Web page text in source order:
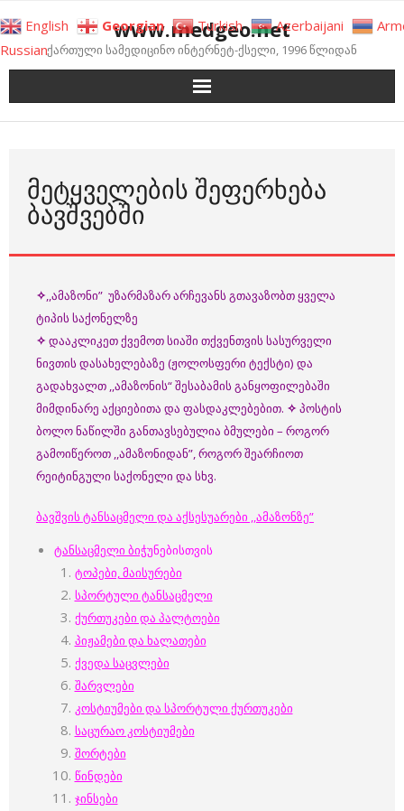
to
content
www.medgeo.net
ქართული სამედიცინო ინტერნეტ-ქსელი, 1996 წლიდან
ᲛᲔᲢᲧᲕᲔᲚᲔᲑᲘᲡ ᲨᲔᲤᲔᲠᲮᲔᲑᲐ
ᲑᲐᲕᲨᲕᲔᲑᲨᲘ
✧,,ამაზონი” უზარმაზარ არჩევანს გთავაზობთ ყველა
ტიპის საქონელზე
✧ დააკლიკეთ ქვემოთ სიაში თქვენთვის სასურველი
ნივთის დასახელებაზე (ჟოლოსფერი ტექსტი) და
გადახვალთ ,,ამაზონის“ შესაბამის განყოფილებაში
მიმდინარე აქციებითა და ფასდაკლებებით. ✧ პოსტის
ბოლო ნაწილში განთავსებულია ბმულები – როგორ
გამოიწეროთ ,,ამაზონიდან”, როგორ შეარჩიოთ
რეიტინგული საქონელი და სხვ.
ბავშვის ტანსაცმელი და აქსესუარები ,,ამაზონზე”
ტანსაცმელი ბიჭუნებისთვის
ტოპები, მაისურები
სპორტული ტანსაცმელი
ქურთუკები და პალტოები
პიჟამები და ხალათები
ქვედა საცვლები
შარვლები
კოსტიუმები და სპორტული ქურთუკები
საცურაო კოსტიუმები
შორტები
წინდები
ჯინსები
English Georgian Turkish Azerbaijani
Russian